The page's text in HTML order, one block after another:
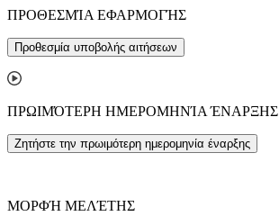
ΠΡΟΘΕΣΜΊΑ ΕΦΑΡΜΟΓΉΣ
Προθεσμία υποβολής αιτήσεων
ΠΡΩΙΜΌΤΕΡΗ ΗΜΕΡΟΜΗΝΊΑ ΈΝΑΡΞΗΣ
Ζητήστε την πρωιμότερη ημερομηνία έναρξης
ΜΟΡΦΉ ΜΕΛΈΤΗΣ